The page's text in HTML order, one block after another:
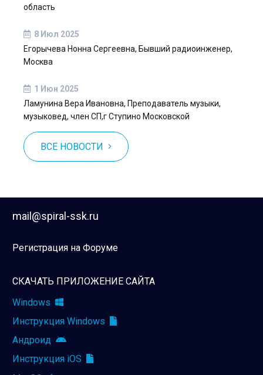
область
8 Июл 2025
Егорычева Нонна Сергеевна, Бывший радиоинженер,
Москва
1 Июн 2025
Ламунина Вера Ивановна, Преподаватель музыки,
музыковед, член СП,г Ступино Московской
ВСЕ НОВОСТИ
mail@spiral-ssk.ru
Регистрация на Форуме
СКАЧАТЬ ПРИЛОЖЕНИЕ САЙТА
Windows
Инструкция Windows
Андроид
Инструкция iOS